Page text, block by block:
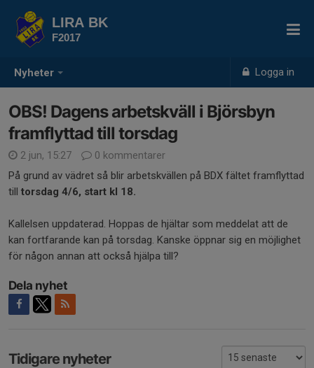
Nyheter Logga in
LIRA BK
F2017
OBS! Dagens arbetskväll i Björsbyn
framflyttad till torsdag
2 jun, 15:27
0 kommentarer
På grund av vädret så blir arbetskvällen på BDX fältet framflyttad
till torsdag 4/6, start kl 18.
Kallelsen uppdaterad. Hoppas de hjältar som meddelat att de
kan fortfarande kan på torsdag. Kanske öppnar sig en möjlighet
för någon annan att också hjälpa till?
Dela nyhet
Tidigare nyheter